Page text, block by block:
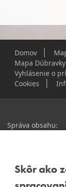
Skôr ako
Domov
Mapa Dúbravky
Vyhlásenie o
Cookies
Správa obsahu:
Staršie